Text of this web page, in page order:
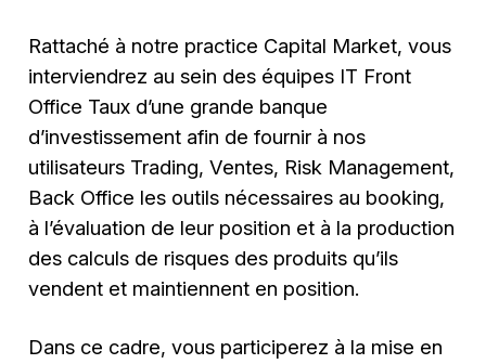
Rattaché à notre practice Capital Market, vous
interviendrez au sein des équipes IT Front
Office Taux d’une grande banque
d’investissement afin de fournir à nos
utilisateurs Trading, Ventes, Risk Management,
Back Office les outils nécessaires au booking,
à l’évaluation de leur position et à la production
des calculs de risques des produits qu’ils
vendent et maintiennent en position.
Dans ce cadre, vous participerez à la mise en